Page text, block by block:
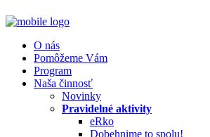
O nás
Pomôžeme Vám
Program
Naša činnosť
Novinky
Pravidelné aktivity
eRko
Dobehnime to spolu!